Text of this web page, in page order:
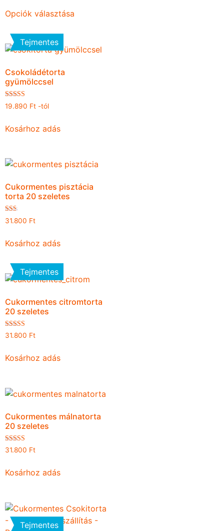
Opciók választása
Tejmentes
Csokoládétorta
gyümölccsel
Értékelés:
4.96
19.890 Ft -tól
Kosárhoz adás
Cukormentes pisztácia
torta 20 szeletes
Értékelés:
1.50
31.800 Ft
Kosárhoz adás
Tejmentes
Cukormentes citromtorta
20 szeletes
Értékelés:
4.67
31.800 Ft
Kosárhoz adás
Cukormentes málnatorta
20 szeletes
Értékelés:
5.00
31.800 Ft
Kosárhoz adás
Tejmentes